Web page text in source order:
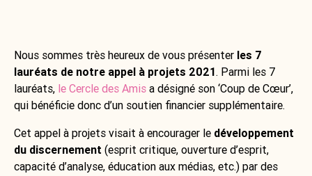
Nous sommes très heureux de vous présenter les 7
lauréats de notre appel à projets 2021. Parmi les 7
lauréats, le Cercle des Amis a désigné son ‘Coup de Cœur’,
qui bénéficie donc d’un soutien financier supplémentaire.
Cet appel à projets visait à encourager le développement
du discernement (esprit critique, ouverture d’esprit,
capacité d’analyse, éducation aux médias, etc.) par des